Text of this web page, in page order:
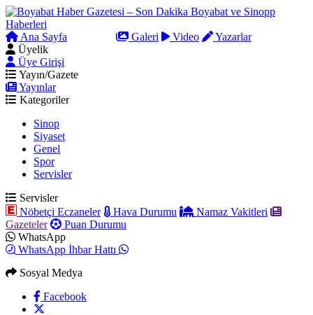
Ana Sayfa Galeri Video
Yazarlar
Üyelik
Üye Girişi
Yayın/Gazete
Yayınlar
Kategoriler
Sinop
Siyaset
Genel
Spor
Servisler
Servisler
Nöbetçi Eczaneler
Hava Durumu
Namaz Vakitleri
Gazeteler
Puan Durumu
WhatsApp
WhatsApp İhbar Hattı
Sosyal Medya
Facebook